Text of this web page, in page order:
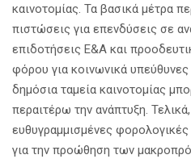
καινοτομίας. Τα βασικά μέτρα
πιστώσεις για επενδύσεις σε
επιδοτήσεις Ε&Α και
φόρου για κοινωνικά υπεύθυνες
δημόσια ταμεία καινοτομίας
περαιτέρω την ανάπτυξη.
ευθυγραμμισμένες φορολογικές
για την προώθηση των